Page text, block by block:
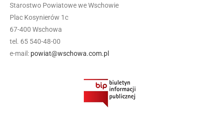
Starostwo Powiatowe we Wschowie
Plac Kosynierów 1c
67-400 Wschowa
tel. 65 540-48-00
e-mail: powiat@wschowa.com.pl